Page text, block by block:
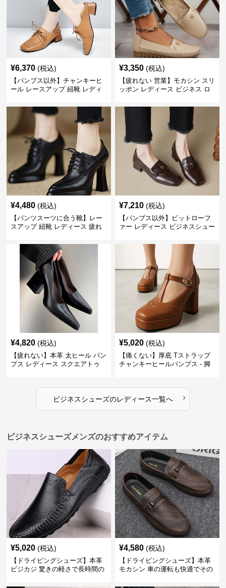
¥6,370 (税込)
【パンプス以外】チャンキーヒ
ール レースアップ 紐靴 レディ
ーツ スクエアトゥ 歩きやすい
¥3,350 (税込)
【疲れない 営業】モカシン スリ
ッポン レディース ビジネス ロ
ジュアル パンプス以外
¥4,480 (税込)
【パンツスーツに合う靴】レー
スアップ 紐靴 レディース 疲れ
ビジネスシューズ
¥7,210 (税込)
【パンプス以外】ビットローフ
ァー レディース ビジネスシュー
トゥ 疲れない スーツ
¥4,820 (税込)
【疲れない】本革 太ヒール パン
プス レディース スクエアトゥ
¥5,020 (税込)
【痛くない】厚底 Tストラップ
チャンキーヒールパンプス - 脚
ビジネスシューズのレディース一覧へ ›
ビジネスシューズメンズのおすすめアイテム
¥5,020 (税込)
【ドライビングシューズ】本革
ビジカジ 驚きの軽さで長時間の
¥4,580 (税込)
【ドライビングシューズ】本革
モカシン 車の運転も快適でその